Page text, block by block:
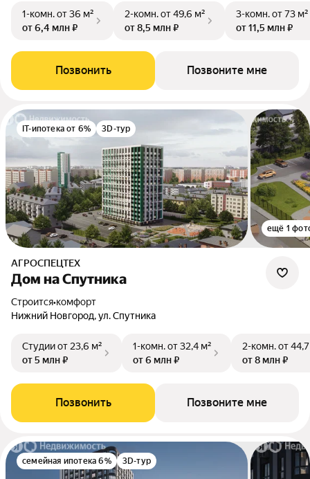
1-комн.от 36 м²
от 6,4 млн ₽
2-комн.от 49,6 м²
от 8,5 млн ₽
3-комн.от 73 м²
от 11,5 млн ₽
Позвонить Позвоните мне
IT-ипотека от 6% 3D-тур
ещё 1
АГРОСПЕЦТЕХ
Дом на Спутника
Строится•комфорт
Нижний Новгород, ул. Спутника
Студииот 23,6 м²
от 5 млн ₽
1-комн.от 32,4 м²
от 6 млн ₽
2-комн.от
от 8 млн ₽
Позвонить Позвоните мне
семейная ипотека 6% 3D-тур